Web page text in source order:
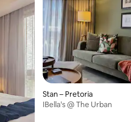
Stan – Pretoria
IBella's @ The Urban